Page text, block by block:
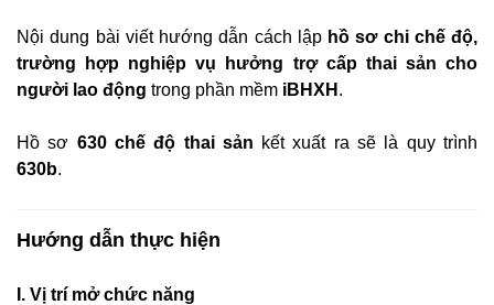
Nội dung bài viết hướng dẫn cách lập hồ sơ chi chế độ,
trường hợp nghiệp vụ hưởng trợ cấp thai sản cho
người lao động trong phần mềm iBHXH .
Hồ sơ 630 chế độ thai sản kết xuất ra sẽ là quy trình
630b.
Hướng dẫn thực hiện
I. Vị trí mở chức năng